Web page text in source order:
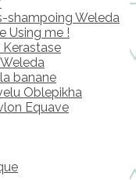
shampoing Weleda
Using me !
banane
Oblepikha
Equave